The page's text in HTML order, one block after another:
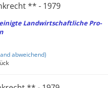
** - 1979
Land­wirt­schaft­li­che Pro­
abweichend)